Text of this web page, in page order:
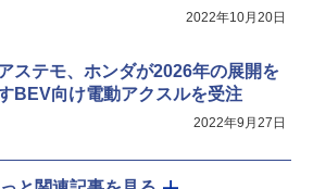
2022年10月20日
ステモ、ホンダが2026年の展開を
BEV向け電動アクスルを受注
2022年9月27日